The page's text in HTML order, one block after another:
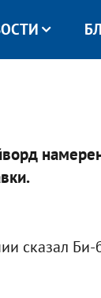
сказал Би-